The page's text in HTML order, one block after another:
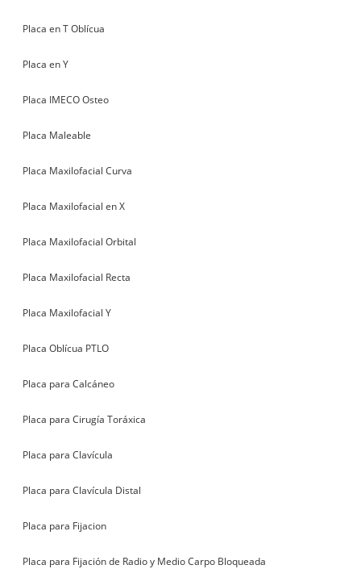
Placa en T Oblícua
Placa en Y
Placa IMECO Osteo
Placa Maleable
Placa Maxilofacial Curva
Placa Maxilofacial en X
Placa Maxilofacial Orbital
Placa Maxilofacial Recta
Placa Maxilofacial Y
Placa Oblícua PTLO
Placa para Calcáneo
Placa para Cirugía Toráxica
Placa para Clavícula
Placa para Clavícula Distal
Placa para Fijacion
Placa para Fijación de Radio y Medio Carpo Bloqueada